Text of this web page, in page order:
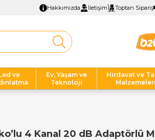
Hakkımızda İletişim Toptan Sipariş
ve
Ev, Yaşam ve
Teknoloji
Hırdavat ve
Malzemeleri
4 Kanal 20 dB Adaptörlü